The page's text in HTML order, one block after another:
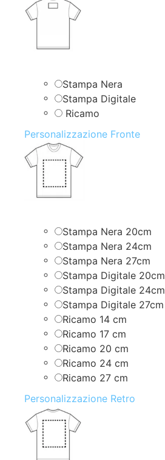
Stampa Nera
Stampa Digitale
Ricamo
Personalizzazione Fronte
Stampa Nera 20cm
Stampa Nera 24cm
Stampa Nera 27cm
Stampa Digitale 20cm
Stampa Digitale 24cm
Stampa Digitale 27cm
Ricamo 14 cm
Ricamo 17 cm
Ricamo 20 cm
Ricamo 24 cm
Ricamo 27 cm
Personalizzazione Retro